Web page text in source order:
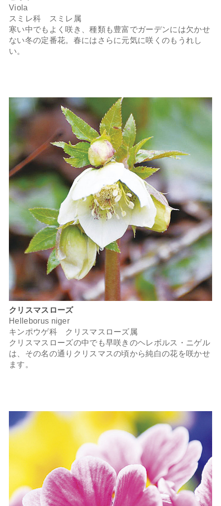
Viola
スミレ科 スミレ属
寒い中でもよく咲き、種類も豊富でガーデンには欠かせ
ない冬の定番花。春にはさらに元気に咲くのもうれし
い。
クリスマスローズ
Helleborus niger
キンポウゲ科 クリスマスローズ属
クリスマスローズの中でも早咲きのヘレボルス・ニゲル
は、その名の通りクリスマスの頃から純白の花を咲かせ
ます。